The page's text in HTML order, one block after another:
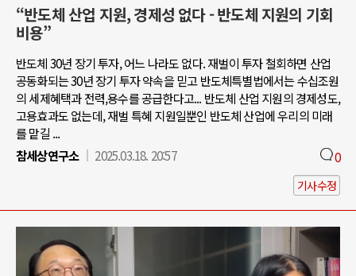
“반도체 산업 지원, 경제성 없다 - 반도체 지원의 기회
비용”
반도체 30년 장기 투자, 어느 나라도 없다. 재벌이 투자 철회하면 산업
공동화되는 30년 장기 투자 약속을 믿고 반도체특별법에서는 수십조원
의 세제혜택과 전력,용수를 공급한다고... 반도체 산업 지원의 경제성도,
고용효과도 없는데, 재벌 특혜 지원일뿐인 반도체 산업에 우리의 미래
를 맡길 ...
참세상연구소
2025.03.18. 20:57 0
기사수정